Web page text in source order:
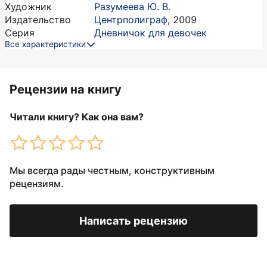
Художник
Разумеева Ю. В.
Издательство
Центрполиграф, 2009
Серия
Дневничок для девочек
Все характеристики
Рецензии на книгу
Читали книгу? Как она вам?
Мы всегда рады честным, конструктивным
рецензиям.
Написать рецензию